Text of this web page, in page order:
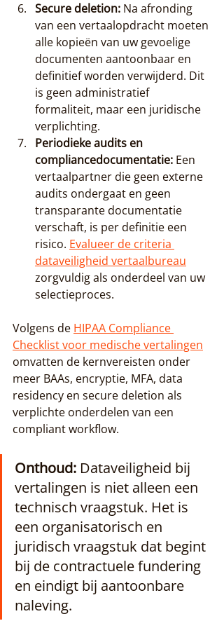
Secure deletion: Na afronding
van een vertaalopdracht moeten
alle kopieën van uw gevoelige
documenten aantoonbaar en
definitief worden verwijderd. Dit
is geen administratief
formaliteit, maar een juridische
verplichting.
Periodieke audits en
compliancedocumentatie: Een
vertaalpartner die geen externe
audits ondergaat en geen
transparante documentatie
verschaft, is per definitie een
risico. Evalueer de criteria
dataveiligheid vertaalbureau
zorgvuldig als onderdeel van uw
selectieproces.
Volgens de HIPAA Compliance
Checklist voor medische vertalingen
omvatten de kernvereisten onder
meer BAAs, encryptie, MFA, data
residency en secure deletion als
verplichte onderdelen van een
compliant workflow.
Onthoud: Dataveiligheid bij
vertalingen is niet alleen een
technisch vraagstuk. Het is
een organisatorisch en
juridisch vraagstuk dat begint
bij de contractuele fundering
en eindigt bij aantoonbare
naleving.